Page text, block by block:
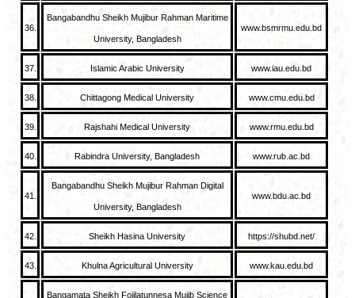
36.
Bangabandhu Sheikh Mujibur Rahman Maritime
University, Bangladesh
www.bsmrmu.edu.bd
37. Islamic Arabic University www.iau.edu.bd
38. Chittagong Medical University www.cmu.edu.bd
39. Rajshahi Medical University www.rmu.edu.bd
40. Rabindra University, Bangladesh www.rub.ac.bd
41.
Bangabandhu Sheikh Mujibur Rahman Digital
University, Bangladesh
www.bdu.ac.bd
42. Sheikh Hasina University https://shubd.net/
43. Khulna Agricultural University www.kau.edu.bd
Bangamata Sheikh Fojilatunnesa Mujib Science